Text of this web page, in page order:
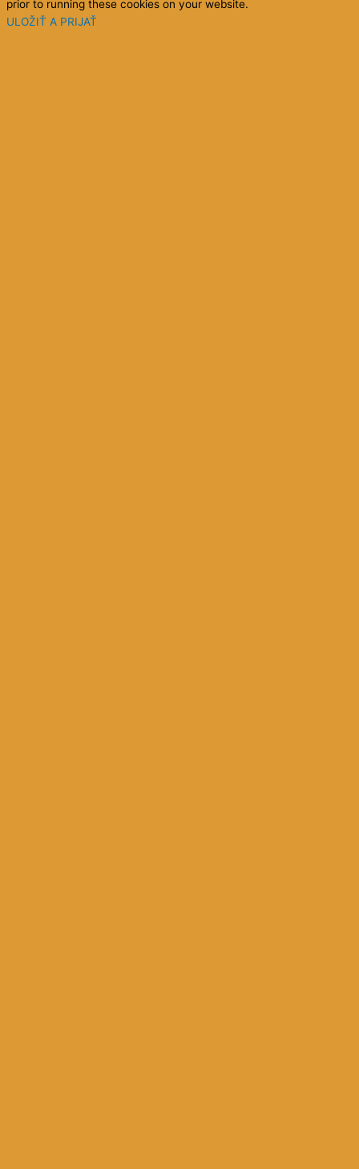
prior to running these cookies on your website.
ULOŽIŤ A PRIJAŤ